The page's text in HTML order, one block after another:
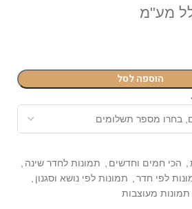
מע"מ
הוספה לסל
, הכי חמים וחדשים , תמונות לחדר שינה ,
לפי חדר, תמונות לפי נושא וסגנון ,
תמונות מעוצבות